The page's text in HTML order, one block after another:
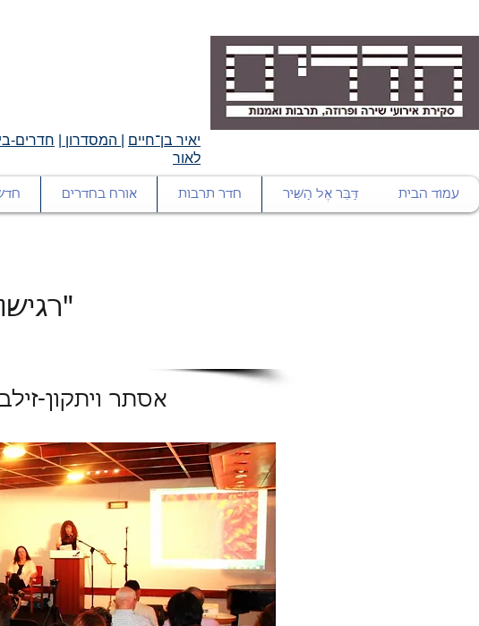
יאיר בן־חיים המסדרון
חדרים-
לאור
עמוד הבית דַּבֵּר אֶל הַשִּׁיר חדר תרבות אורח בחדרים
אסתר ויתקון-